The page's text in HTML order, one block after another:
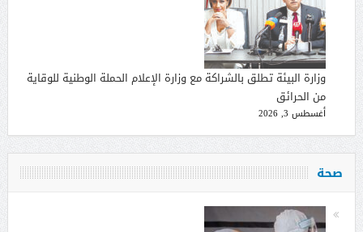
وزارة البيئة تطلق بالشراكة مع وزارة الإعلام الحملة الوطنية للوقاية
من الحرائق
أغسطس 3, 2026
صحة